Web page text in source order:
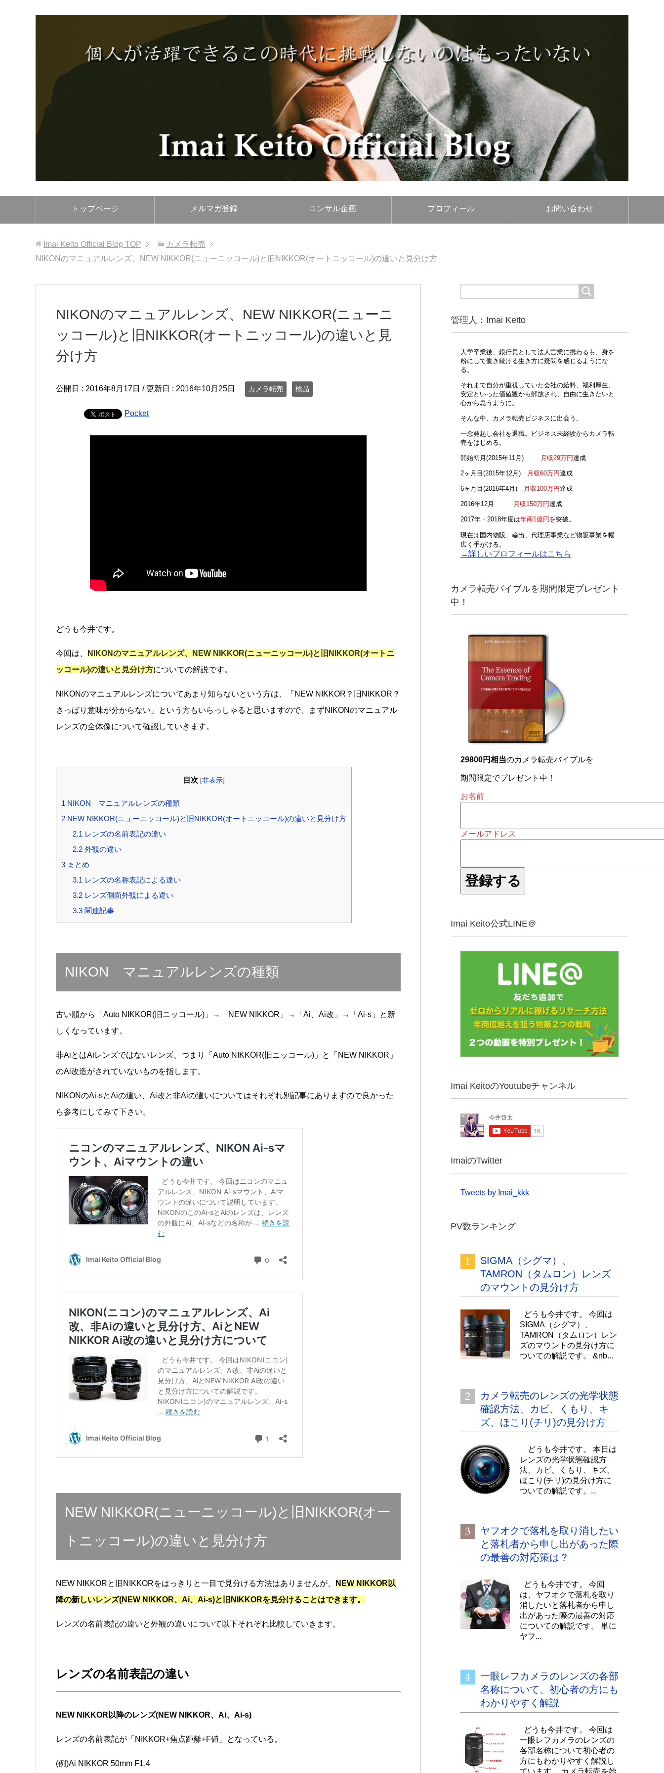
トップページ メルマガ登録 コンサル企画 プロフィール お問い合わせ
Imai Keito Official Blog TOP
カメラ転売
NIKONのマニュアルレンズ、NEW NIKKOR(ニューニッコール)と旧NIKKOR(オートニッコール)の違いと見分け方
NIKONのマニュアルレンズ、NEW NIKKOR(ニューニ
ッコール)と旧NIKKOR(オートニッコール)の違いと見
分け方
公開日 : 2016年8月17日 / 更新日 : 2016年10月25日 カメラ転売 検品
Pocket
どうも今井です。
今回は、
NIKONのマニュアルレンズ、NEW NIKKOR(ニューニッコール)と旧NIKKOR(オートニ
ッコール)の違いと見分け方についての解説です。
NIKONのマニュアルレンズについてあまり知らないという方は、「NEW NIKKOR？旧NIKKOR？
さっぱり意味が分からない」という方もいらっしゃると思いますので、まずNIKONのマニュアル
レンズの全体像について確認していきます。
目次 [非表示]
1 NIKON マニュアルレンズの種類
2 NEW NIKKOR(ニューニッコール)と旧NIKKOR(オートニッコール)の違いと見分け方
2.1 レンズの名前表記の違い
2.2外観の違い
3 まとめ
3.1 レンズの名称表記による違い
3.2レンズ側面外観による違い
3.3関連記事
NIKON マニュアルレンズの種類
古い順から「Auto NIKKOR(旧ニッコール)」→「NEW NIKKOR」→「Ai、Ai改」→「Ai-s」と新
しくなっています。
非AiとはAiレンズではないレンズ、つまり「Auto NIKKOR(旧ニッコール)」と「NEW NIKKOR」
のAi改造がされていないものを指します。
NIKONのAi-sとAiの違い、Ai改と非Aiの違いについてはそれぞれ別記事にありますので良かった
ら参考にしてみて下さい。
NEW NIKKOR(ニューニッコール)と旧NIKKOR(オー
トニッコール)の違いと見分け方
NEW NIKKORと旧NIKKORをはっきりと一目で見分ける方法はありませんが、
NEW NIKKOR以
降の新しいレンズ(NEW NIKKOR、Ai、Ai-s)と旧NIKKORを見分けることはできます。
レンズの名前表記の違いと外観の違いについて以下それぞれ比較していきます。
レンズの名前表記の違い
NEW NIKKOR以降のレンズ(NEW NIKKOR、Ai、Ai-s)
レンズの名前表記が「NIKKOR+焦点距離+F値」となっている。
(例)Ai NIKKOR 50mm F1.4
管理人：Imai Keito
大学卒業後、銀行員として法人営業に携わるも、身を
粉にして働き続ける生き方に疑問を感じるようにな
る。
それまで自分が重視していた会社の給料、福利厚生、
安定といった価値観から解放され、自由に生きたいと
心から思うように。
そんな中、カメラ転売ビジネスに出会う。
一念発起し会社を退職。ビジネス未経験からカメラ転
売をはじめる。
開始初月(2015年11月) 月収29万円達成
2ヶ月目(2015年12月) 月収60万円達成
6ヶ月目(2016年4月) 月収100万円達成
2016年12月 月収150万円達成
2017年・2018年度は年商1億円 を突破。
現在は国内物販、輸出、代理店事業など物販事業を幅
広く手がける。
→詳しいプロフィールはこちら
カメラ転売バイブルを期間限定プレゼント
中！
29800円相当のカメラ転売バイブルを
期間限定でプレゼント中！
お名前
メールアドレス
Imai Keito公式LINE＠
Imai KeitoのYoutubeチャンネル
ImaiのTwitter
Tweets by Imai_kkk
PV数ランキング
SIGMA（シグマ）、
TAMRON（タムロン）レンズ
のマウントの見分け方
どうも今井です。 今回は
SIGMA（シグマ）、
TAMRON（タムロン）レン
ズのマウントの見分け方に
ついての解説です。 &nb...
カメラ転売のレンズの光学状態
確認方法、カビ、くもり、キ
ズ、ほこり(チリ)の見分け方
どうも今井です。 本日は
レンズの光学状態確認方
法、カビ、くもり、キズ、
ほこり(チリ)の見分け方に
ついての解説です。...
ヤフオクで落札を取り消したい
と落札者から申し出があった際
の最善の対応策は？
どうも今井です。 今回
は、ヤフオクで落札を取り
消したいと落札者から申し
出があった際の最善の対応
についての解説です。 単に
ヤフ...
一眼レフカメラのレンズの各部
名称について、初心者の方にも
わかりやすく解説
どうも今井です。 今回は
一眼レフカメラのレンズの
各部名称について初心者の
方にもわかりやすく解説し